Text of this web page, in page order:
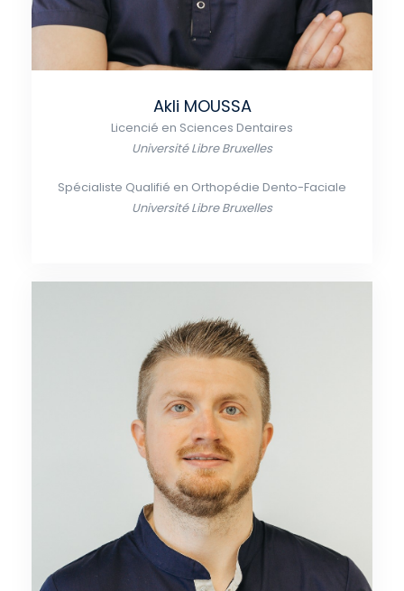
Akli MOUSSA
Licencié en Sciences Dentaires
Université Libre Bruxelles
Spécialiste Qualifié en Orthopédie Dento-Faciale
Université Libre Bruxelles